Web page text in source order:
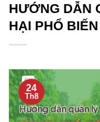
HƯỚNG DẪN
HẠI PHỔ
24
Th8